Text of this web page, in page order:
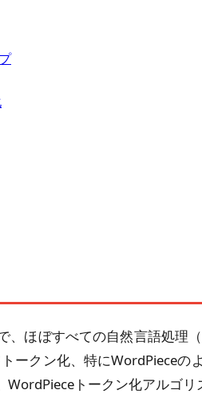
ほぼすべての自然言語処理
ークン化、特にWordPiece
トークン化アルゴ